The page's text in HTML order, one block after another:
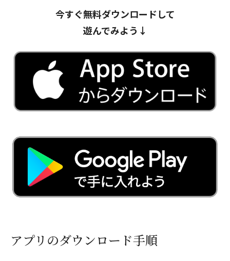
今すぐ無料ダウンロードして
遊んでみよう↓
アプリのダウンロード手順